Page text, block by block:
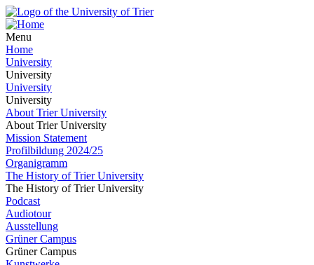
Menu
Home
University
University
University
University
About Trier University
About Trier University
Mission Statement
Profilbildung 2024/25
Organigramm
The History of Trier University
The History of Trier University
Podcast
Audiotour
Ausstellung
Grüner Campus
Grüner Campus